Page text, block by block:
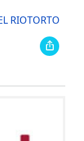
RIOTORTO